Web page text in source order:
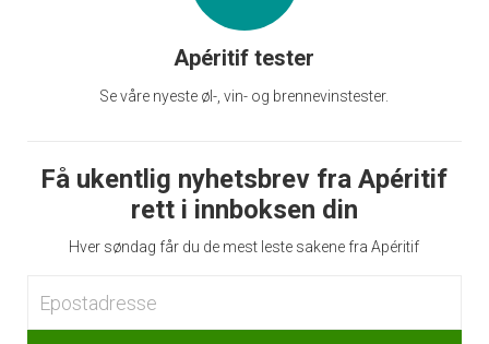
Apéritif tester
Se våre nyeste øl-, vin- og brennevinstester.
Få ukentlig nyhetsbrev fra Apéritif
rett i innboksen din
Hver søndag får du de mest leste sakene fra Apéritif